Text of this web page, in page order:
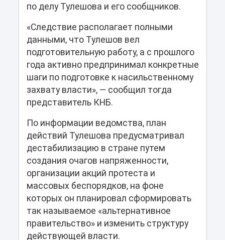
по делу Тулешова и его сообщников.
«Следствие располагает полными
данными, что Тулешов вел
подготовительную работу, а с прошлого
года активно предпринимал конкретные
шаги по подготовке к насильственному
захвату власти», — сообщил тогда
представитель КНБ.
По информации ведомства, план
действий Тулешова предусматривал
дестабилизацию в стране путем
создания очагов напряженности,
организации акций протеста и
массовых беспорядков, на фоне
которых он планировал сформировать
так называемое «альтернативное
правительство» и изменить структуру
действующей власти.